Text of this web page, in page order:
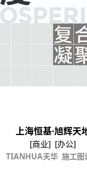
上海恒基·旭辉天
[商业] [办公]
TIANHUA天华 施工图